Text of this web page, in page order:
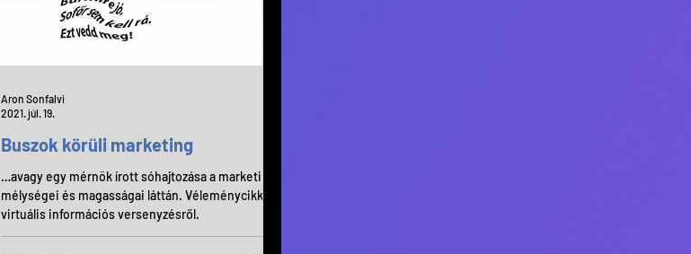
Buszok körüli marketing
…avagy egy mérnök írott sóhajtozása a marketing
mélységei és magasságai láttán. Véleménycikk a
virtuális információs versenyzésről.
Aron Sonfalvi
2021. júl. 19.